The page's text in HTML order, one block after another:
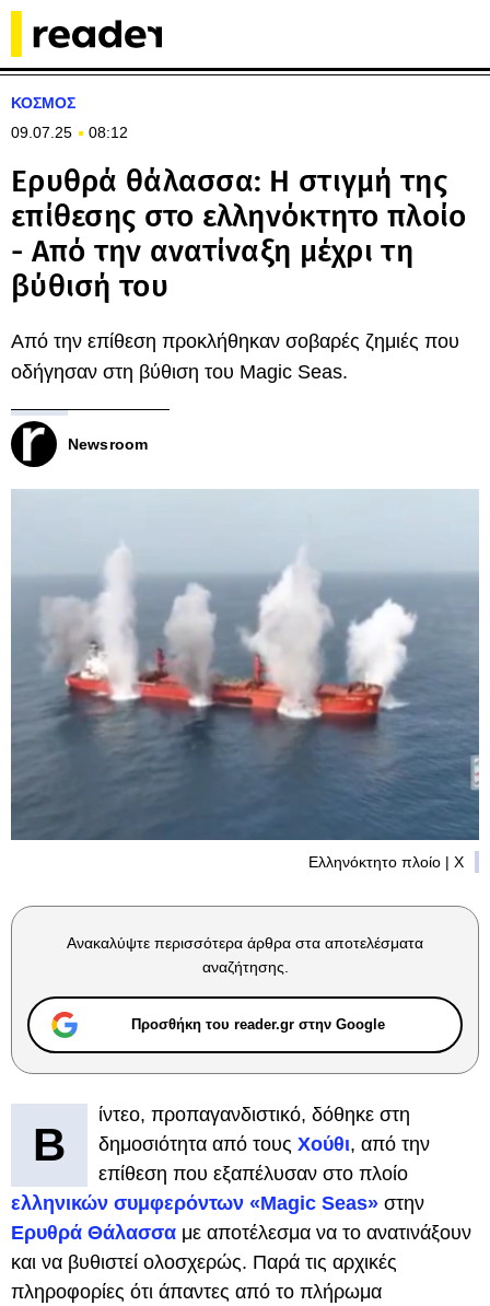
ΚΟΣΜΟΣ
09.07.25
08:12
Ερυθρά θάλασσα: Η στιγμή της
επίθεσης στο ελληνόκτητο πλοίο
- Από την ανατίναξη μέχρι τη
βύθισή του
Από την επίθεση προκλήθηκαν σοβαρές ζημιές που
οδήγησαν στη βύθιση του Magic Seas.
Newsroom
Ελληνόκτητο πλοίο | X
Ανακαλύψτε περισσότερα άρθρα στα αποτελέσματα
αναζήτησης.
Προσθήκη του reader.gr στην Google
Β
ίντεο, προπαγανδιστικό, δόθηκε στη
δημοσιότητα από τους Χούθι, από την
επίθεση που εξαπέλυσαν στο πλοίο
ελληνικών συμφερόντων «Magic Seas» στην
Ερυθρά Θάλασσα με αποτέλεσμα να το ανατινάξουν
και να βυθιστεί ολοσχερώς. Παρά τις αρχικές
πληροφορίες ότι άπαντες από το πλήρωμα